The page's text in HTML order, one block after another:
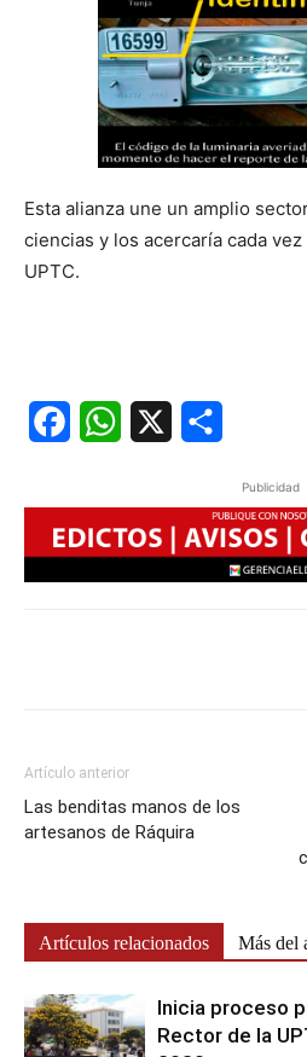
Esta alianza une un amplio
ciencias y los acercaría cada
UPTC.
FacebookWhatsApp
Publicidad
Artículo anterior
Las benditas manos de los
artesanos de Ráquira
Artículos relacionados Más del
Inicia proceso
Rector de la